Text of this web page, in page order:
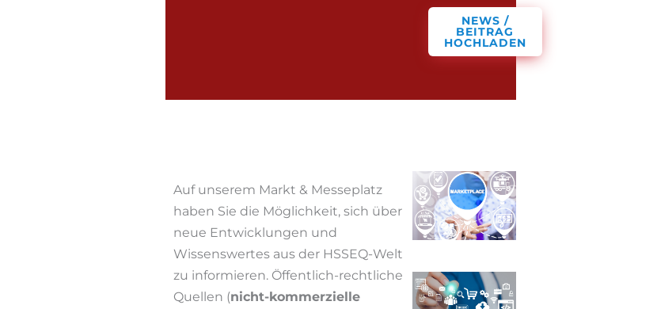
NEWS /
BEITRAG
HOCHLADEN
Auf unserem Markt & Messeplatz
haben Sie die Möglichkeit, sich über
neue Entwicklungen und
Wissenswertes aus der HSSEQ-Welt
zu informieren. Öffentlich-rechtliche
Quellen (nicht-kommerzielle